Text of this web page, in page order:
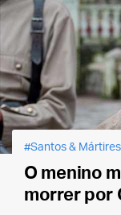
Santos & Mártires
O menino
morrer por